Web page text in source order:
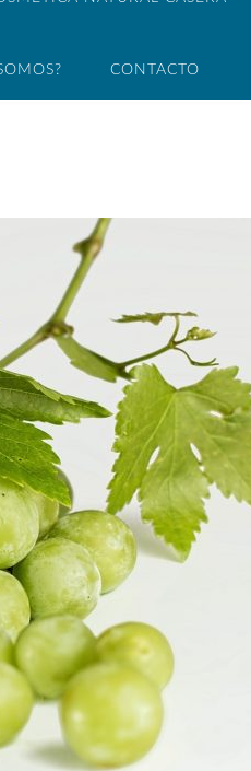
CONTACTO